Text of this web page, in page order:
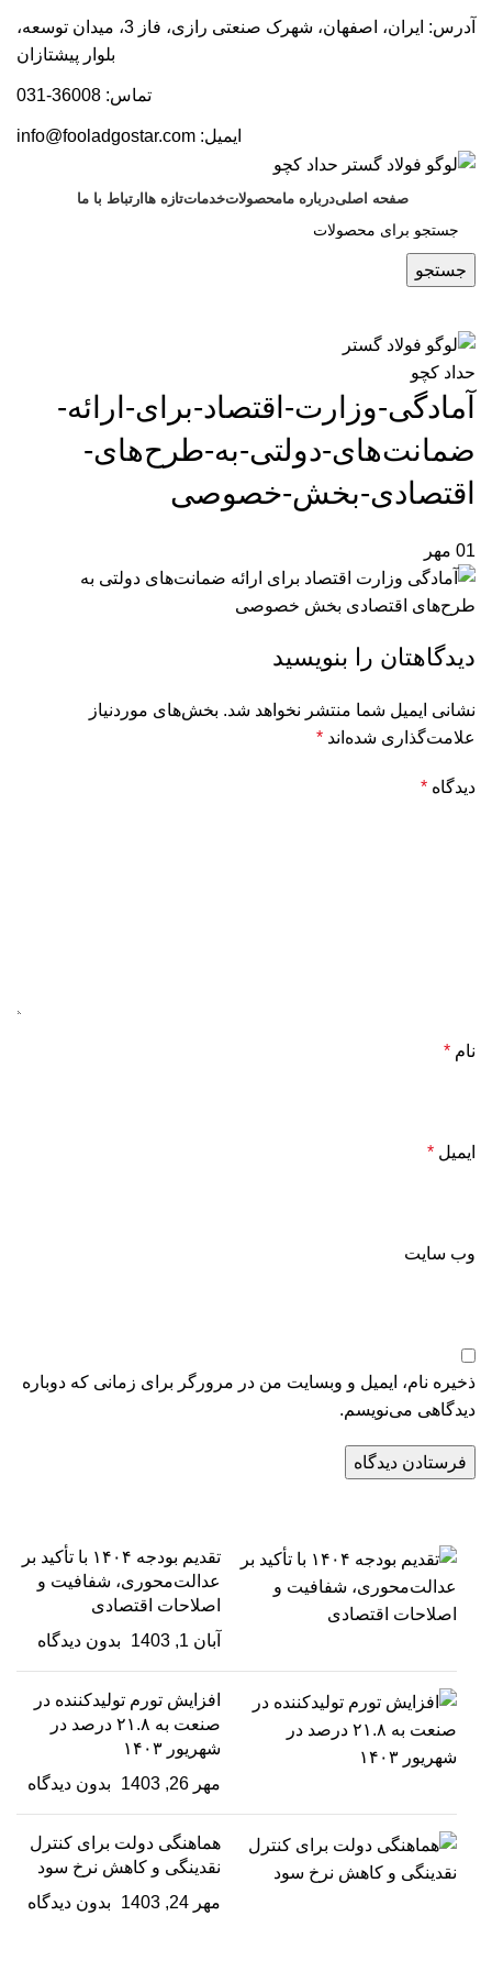
آدرس: ایران، اصفهان، شهرک صنعتی رازی، فاز 3، میدان توسعه،
بلوار پیشتازان
تماس: 36008-031
ایمیل: info@fooladgostar.com
صفحه اصلیدرباره مامحصولاتخدماتتازه ها ارتباط با ما
جستجو
آمادگی-وزارت-اقتصاد-برای-ارائه-
ضمانت‌های-دولتی-به-طرح‌های-
اقتصادی-بخش-خصوصی
01 مهر
دیدگاهتان را بنویسید
نشانی ایمیل شما منتشر نخواهد شد. بخش‌های موردنیاز
علامت‌گذاری شده‌اند *
دیدگاه *
نام *
ایمیل *
وب‌ سایت
ذخیره نام، ایمیل و وبسایت من در مرورگر برای زمانی که دوباره
دیدگاهی می‌نویسم.
تقدیم بودجه ۱۴۰۴ با تأکید بر
عدالت‌محوری، شفافیت و
اصلاحات اقتصادی
آبان 1, 1403
بدون دیدگاه
افزایش تورم تولیدکننده در
صنعت به ۲۱.۸ درصد در
شهریور ۱۴۰۳
مهر 26, 1403
بدون دیدگاه
هماهنگی دولت برای کنترل
نقدینگی و کاهش نرخ سود
مهر 24, 1403
بدون دیدگاه